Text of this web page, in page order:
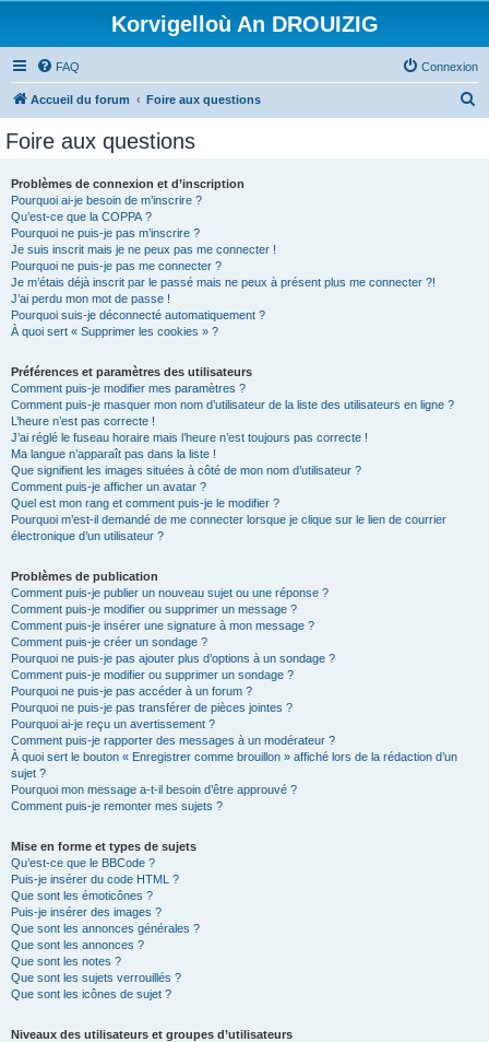
Korvigelloù An DROUIZIG
FAQ Connexion
Accueil du forum Foire aux questions
Foire aux questions
Problèmes de connexion et d’inscription
Pourquoi ai-je besoin de m’inscrire ?
Qu’est-ce que la COPPA ?
Pourquoi ne puis-je pas m’inscrire ?
Je suis inscrit mais je ne peux pas me connecter !
Pourquoi ne puis-je pas me connecter ?
Je m’étais déjà inscrit par le passé mais ne peux à présent plus me connecter ?!
J’ai perdu mon mot de passe !
Pourquoi suis-je déconnecté automatiquement ?
À quoi sert « Supprimer les cookies » ?
Préférences et paramètres des utilisateurs
Comment puis-je modifier mes paramètres ?
Comment puis-je masquer mon nom d’utilisateur de la liste des utilisateurs en ligne ?
L’heure n’est pas correcte !
J’ai réglé le fuseau horaire mais l’heure n’est toujours pas correcte !
Ma langue n’apparaît pas dans la liste !
Que signifient les images situées à côté de mon nom d’utilisateur ?
Comment puis-je afficher un avatar ?
Quel est mon rang et comment puis-je le modifier ?
Pourquoi m’est-il demandé de me connecter lorsque je clique sur le lien de courrier
électronique d’un utilisateur ?
Problèmes de publication
Comment puis-je publier un nouveau sujet ou une réponse ?
Comment puis-je modifier ou supprimer un message ?
Comment puis-je insérer une signature à mon message ?
Comment puis-je créer un sondage ?
Pourquoi ne puis-je pas ajouter plus d’options à un sondage ?
Comment puis-je modifier ou supprimer un sondage ?
Pourquoi ne puis-je pas accéder à un forum ?
Pourquoi ne puis-je pas transférer de pièces jointes ?
Pourquoi ai-je reçu un avertissement ?
Comment puis-je rapporter des messages à un modérateur ?
À quoi sert le bouton « Enregistrer comme brouillon » affiché lors de la rédaction d’un
sujet ?
Pourquoi mon message a-t-il besoin d’être approuvé ?
Comment puis-je remonter mes sujets ?
Mise en forme et types de sujets
Qu’est-ce que le BBCode ?
Puis-je insérer du code HTML ?
Que sont les émoticônes ?
Puis-je insérer des images ?
Que sont les annonces générales ?
Que sont les annonces ?
Que sont les notes ?
Que sont les sujets verrouillés ?
Que sont les icônes de sujet ?
Niveaux des utilisateurs et groupes d’utilisateurs